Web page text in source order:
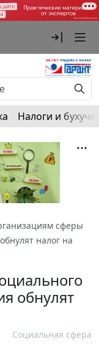
Налоги и
сферы
налог на
обнулят
Социальная сфера